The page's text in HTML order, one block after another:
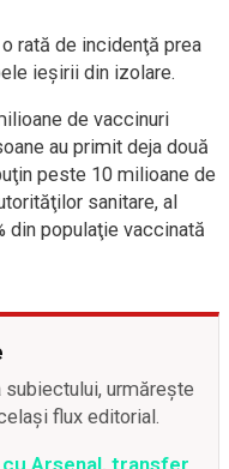
rată de incidenţă prea
ieşirii din izolare.
de vaccinuri
au primit deja două
peste 10 milioane de
sanitare, al
din populaţie vaccinată
urmărește
flux editorial.
Arsenal, transfer